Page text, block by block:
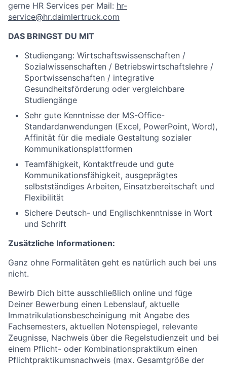
gerne HR Services per Mail: hr-
service@hr.daimlertruck.com
DAS BRINGST DU MIT
Studiengang: Wirtschaftswissenschaften /
Sozialwissenschaften / Betriebswirtschaftslehre /
Sportwissenschaften / integrative
Gesundheitsförderung oder vergleichbare
Studiengänge
Sehr gute Kenntnisse der MS-Office-
Standardanwendungen (Excel, PowerPoint, Word),
Affinität für die mediale Gestaltung sozialer
Kommunikationsplattformen
Teamfähigkeit, Kontaktfreude und gute
Kommunikationsfähigkeit, ausgeprägtes
selbstständiges Arbeiten, Einsatzbereitschaft und
Flexibilität
Sichere Deutsch- und Englischkenntnisse in Wort
und Schrift
Zusätzliche Informationen:
Ganz ohne Formalitäten geht es natürlich auch bei uns
nicht.
Bewirb Dich bitte ausschließlich online und füge
Deiner Bewerbung einen Lebenslauf, aktuelle
Immatrikulationsbescheinigung mit Angabe des
Fachsemesters, aktuellen Notenspiegel, relevante
Zeugnisse, Nachweis über die Regelstudienzeit und bei
einem Pflicht- oder Kombinationspraktikum einen
Pflichtpraktikumsnachweis (max. Gesamtgröße der